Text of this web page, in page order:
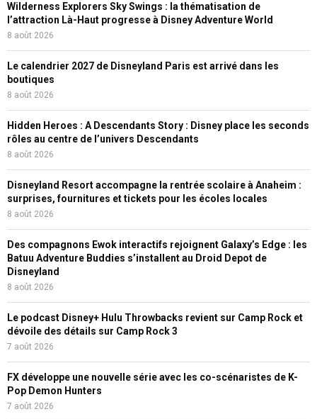
Wilderness Explorers Sky Swings : la thématisation de
l’attraction Là-Haut progresse à Disney Adventure World
8 août 2026
Le calendrier 2027 de Disneyland Paris est arrivé dans les
boutiques
8 août 2026
Hidden Heroes : A Descendants Story : Disney place les seconds
rôles au centre de l’univers Descendants
8 août 2026
Disneyland Resort accompagne la rentrée scolaire à Anaheim :
surprises, fournitures et tickets pour les écoles locales
8 août 2026
Des compagnons Ewok interactifs rejoignent Galaxy’s Edge : les
Batuu Adventure Buddies s’installent au Droid Depot de
Disneyland
8 août 2026
Le podcast Disney+ Hulu Throwbacks revient sur Camp Rock et
dévoile des détails sur Camp Rock 3
7 août 2026
FX développe une nouvelle série avec les co-scénaristes de K-
Pop Demon Hunters
7 août 2026